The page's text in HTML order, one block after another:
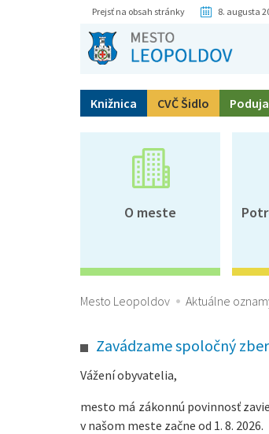
Prejsť na obsah stránky 8. augusta
Knižnica CVČ Šidlo
O meste
Mesto Leopoldov Aktuálne
Zavádzame spoločný
Vážení obyvatelia,
mesto má zákonnú povinnosť
v našom meste začne od 1. 8. 2026.